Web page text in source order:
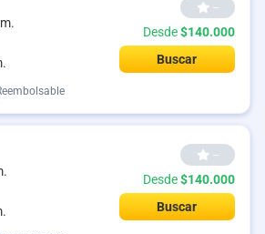
--
Desde$140.000
Buscar
--
Desde$140.000
Buscar